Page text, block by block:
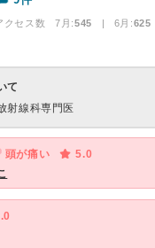
クセス数 7月:545 | 6月:625
て
射線科専門医
頭が痛い
5.0